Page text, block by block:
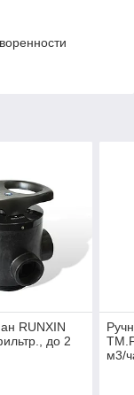
RUNXIN
до 2
м3/